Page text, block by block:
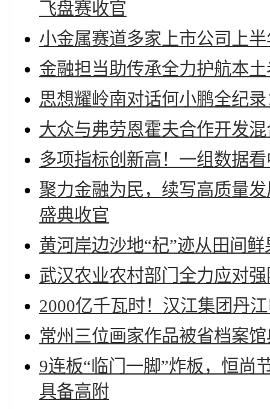
飞盘赛收官
小金属赛道多家上市公司上
金融担当助传承全力护航本
思想耀岭南对话何小鹏全纪
大众与弗劳恩霍夫合作开发
多项指标创新高！一组数据
聚力金融为民，续写高质量
盛典收官
黄河岸边沙地“杞”迹从田间
武汉农业农村部门全力应对
2000亿千瓦时！汉江集团丹
常州三位画家作品被省档案
9连板“临门一脚”炸板，恒尚
具备高附